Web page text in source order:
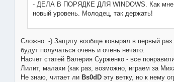
- ДЕЛА В ПОРЯДКЕ ДЛЯ WINDOWS. Как мне
новый уровень. Молодец, так держать!
Сложно :-) Защиту вообще ковырял в первый
будут получаться очень и очень нечато.
Насчет статей Валерия Сурженко - все
Лилит, малахи (как раз, возможно, играем за
Не знаю, читает ли Bs0dD эту ветку, но к нему